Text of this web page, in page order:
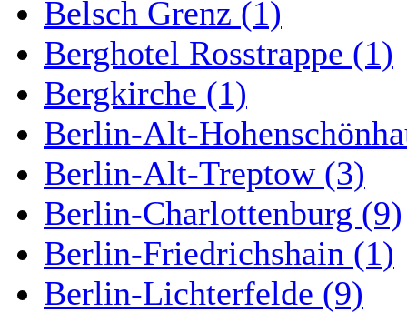
Belsch Grenz (1)
Berghotel Rosstrappe (1)
Bergkirche (1)
Berlin-Alt-
Berlin-Alt-Treptow (3)
Berlin-Charlottenburg (9)
Berlin-Friedrichshain (1)
Berlin-Lichterfelde (9)